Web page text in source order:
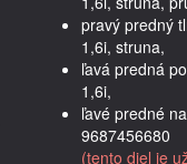
pravý predný
1,6i, struna,
ľavá predná
1,6i,
ľavé predné
9687456680
(tento diel je